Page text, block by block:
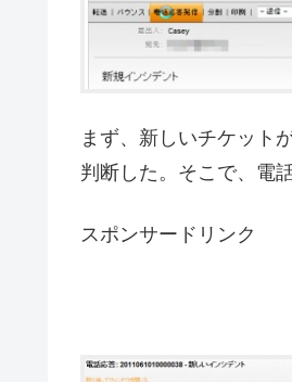
まず、新しいチケット
判断した。そこで、電
スポンサードリンク